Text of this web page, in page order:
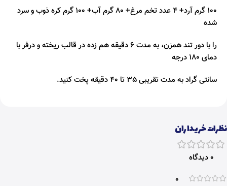
100 گرم آرد+ 4 عدد تخم مرغ+ 80 گرم آب+ 100 گرم کره ذوب و سرد
شده
را با دور تند همزن، به مدت 6 دقیقه هم زده در قالب ریخته و درفر با
دمای 180 درجه
سانتی گراد به مدت تقریبی 35 تا 40 دقیقه پخت کنید.
نظرات خریداران
0 دیدگاه
0